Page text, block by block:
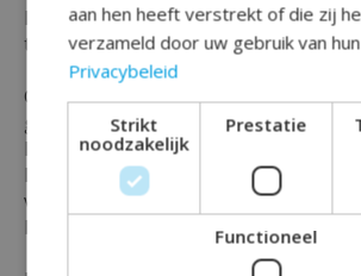
Ben je op zoek naar een aanvulling
toevoeging waardoor je feest opvalt ?
Ga dan voor dit leuke geboorte
girl erop die je voor ramen en deuren
Hiermee valt de gelegenheid en of
Het betreft geen sticker , en maakt
verplaatsen zo kun je de
binnen gebruiken.
aan hen heeft verstrekt of die zij
verzameld door uw gebruik van
Privacybeleid
Strikt
noodzakelijk
Prestatie
Functioneel